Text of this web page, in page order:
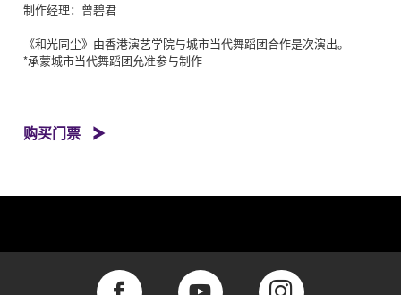
制作经理：曾碧君
《和光同尘》由香港演艺学院与城市当代舞蹈团合作是次演出。
*承蒙城市当代舞蹈团允准参与制作
购买门票